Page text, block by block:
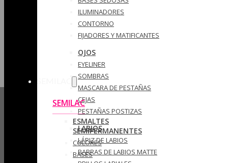
ILUMINADORES
CONTORNO
FIJADORES Y MATIFICANTES
OJOS
EYELINER
SOMBRAS
MASCARA DE PESTAÑAS
CEJAS
PESTAÑAS POSTIZAS
LABIOS
LÁPIZ DE LABIOS
BARRAS DE LABIOS MATTE
SEMILAC
ESMALTES
SEMIPERMANENTES
COLORES
BASES